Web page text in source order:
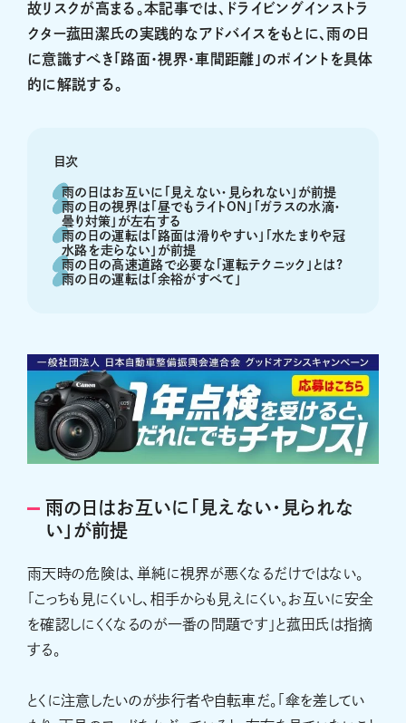
故リスクが高まる。本記事では、ドライビングインストラ
クター菰田潔氏の実践的なアドバイスをもとに、雨の日
に意識すべき「路面・視界・車間距離」のポイントを具体
的に解説する。
目次
雨の日はお互いに「見えない・見られない」が前提
雨の日の視界は「昼でもライトON」「ガラスの水滴・
曇り対策」が左右する
雨の日の運転は「路面は滑りやすい」「水たまりや冠
水路を走らない」が前提
雨の日の高速道路で必要な「運転テクニック」とは?
雨の日の運転は「余裕がすべて」
雨の日はお互いに「見えない・見られな
い」が前提
雨天時の危険は、単純に視界が悪くなるだけではない。
「こっちも見にくいし、相手からも見えにくい。お互いに安全
を確認しにくくなるのが一番の問題です」と菰田氏は指摘
する。
とくに注意したいのが歩行者や自転車だ。「傘を差してい